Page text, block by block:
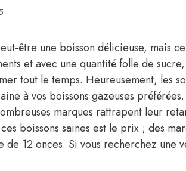
être une boisson délicieuse, mais
et avec une quantité folle de
tout le temps. Heureusement, les
à vos boissons gazeuses
marques rattrapent leur
boissons saines est le prix ; des
de 12 onces. Si vous recherchez une